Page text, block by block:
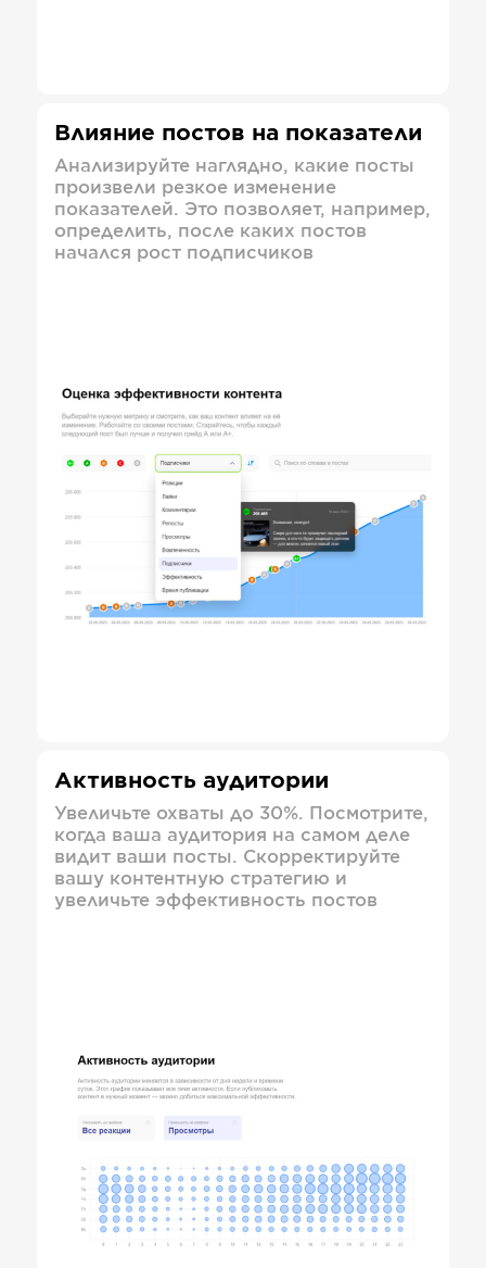
Влияние постов на показатели
Анализируйте наглядно, какие посты
произвели резкое изменение
показателей. Это позволяет, например,
определить, после каких постов
начался рост подписчиков
Активность аудитории
Увеличьте охваты до 30%. Посмотрите,
когда ваша аудитория на самом деле
видит ваши посты. Скорректируйте
вашу контентную стратегию и
увеличьте эффективность постов